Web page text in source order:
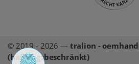
© 2019 - 2026 — tralion -
(haftungsbeschränkt)